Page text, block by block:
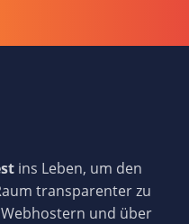
ins Leben, um den
transparenter zu
und über